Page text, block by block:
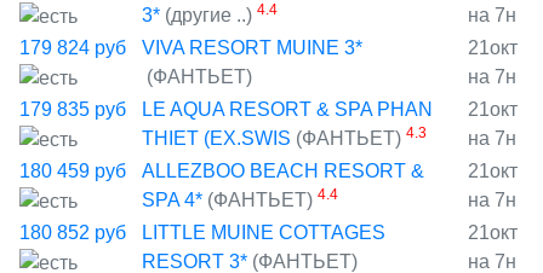
3* (другие ..) 4.4
на 7н
179 824 руб
VIVA RESORT MUINE 3*
(ФАНТЬЕТ)
21окт
на 7н
179 835 руб
LE AQUA RESORT & SPA PHAN
THIET (EX.SWIS (ФАНТЬЕТ) 4.3
21окт
на 7н
180 459 руб
ALLEZBOO BEACH RESORT &
SPA 4* (ФАНТЬЕТ) 4.4
21окт
на 7н
180 852 руб
LITTLE MUINE COTTAGES
RESORT 3* (ФАНТЬЕТ)
21окт
на 7н